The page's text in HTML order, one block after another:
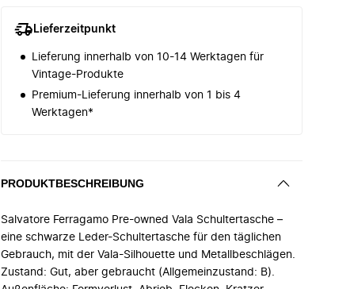
Lieferzeitpunkt
Lieferung innerhalb von 10-14 Werktagen für
Vintage-Produkte
Premium-Lieferung innerhalb von 1 bis 4
Werktagen*
PRODUKTBESCHREIBUNG
Salvatore Ferragamo Pre-owned Vala Schultertasche –
eine schwarze Leder-Schultertasche für den täglichen
Gebrauch, mit der Vala-Silhouette und Metallbeschlägen.
Zustand: Gut, aber gebraucht (Allgemeinzustand: B).